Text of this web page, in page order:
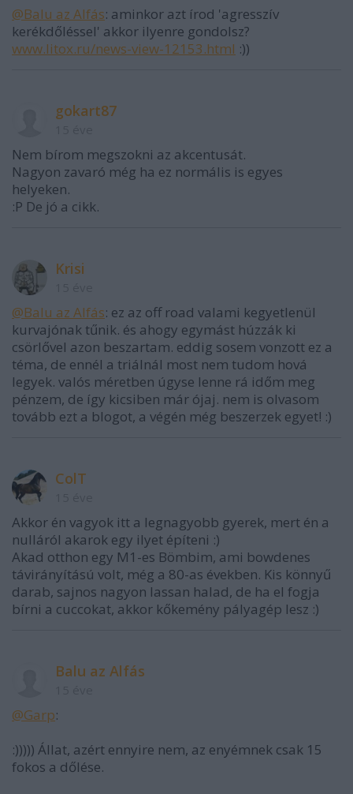
@Balu az Alfás: aminkor azt írod 'agresszív
kerékdőléssel' akkor ilyenre gondolsz?
www.litox.ru/news-view-12153.html :))
gokart87
Nem bírom megszokni az akcentusát.
Nagyon zavaró még ha ez normális is egyes
helyeken.
:P De jó a cikk.
Krisi
@Balu az Alfás: ez az off road valami kegyetlenül
kurvajónak tűnik. és ahogy egymást húzzák ki
csörlővel azon beszartam. eddig sosem vonzott ez a
téma, de ennél a triálnál most nem tudom hová
legyek. valós méretben úgyse lenne rá időm meg
pénzem, de így kicsiben már ójaj. nem is olvasom
tovább ezt a blogot, a végén még beszerzek egyet! :)
ColT
Akkor én vagyok itt a legnagyobb gyerek, mert én a
nulláról akarok egy ilyet építeni :)
Akad otthon egy M1-es Bömbim, ami bowdenes
távirányítású volt, még a 80-as években. Kis könnyű
darab, sajnos nagyon lassan halad, de ha el fogja
bírni a cuccokat, akkor kőkemény pályagép lesz :)
Balu az Alfás
@Garp:
:))))) Állat, azért ennyire nem, az enyémnek csak 15
fokos a dőlése.